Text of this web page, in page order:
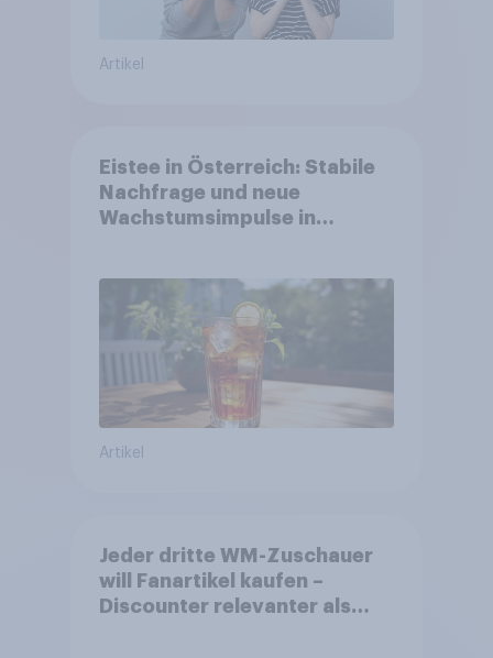
Artikel
Eistee in Österreich: Stabile
Nachfrage und neue
Wachstumsimpulse in
Artikel
Jeder dritte WM-Zuschauer
will Fanartikel kaufen –
Discounter relevanter als